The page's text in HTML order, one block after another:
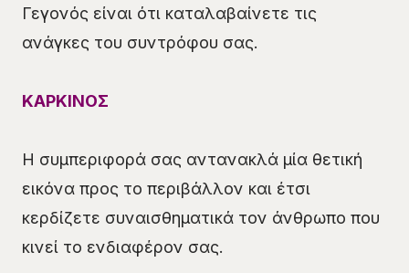
Γεγονός είναι ότι καταλαβαίνετε τις
ανάγκες του συντρόφου σας.
ΚΑΡΚΙΝΟΣ
Η συμπεριφορά σας αντανακλά μία θετική
εικόνα προς το περιβάλλον και έτσι
κερδίζετε συναισθηματικά τον άνθρωπο που
κινεί το ενδιαφέρον σας.